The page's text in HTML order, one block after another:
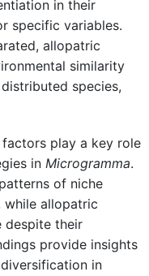
in their
specific variables.
allopatric
similarity
species,
factors play a key role
in Microgramma.
of niche
while allopatric
despite their
provide insights
in